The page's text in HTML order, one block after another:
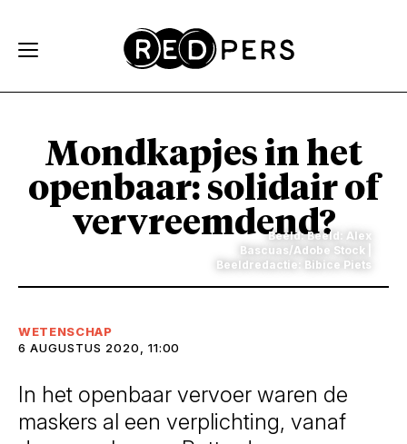
Mondkapjes in het
openbaar: solidair of
vervreemdend?
Beeld: Beeld: Alex
Bascuas/Adobe Stock |
Beeldredactie: Bibice Piets
WETENSCHAP
6 AUGUSTUS 2020, 11:00
In het openbaar vervoer waren de
maskers al een verplichting, vanaf